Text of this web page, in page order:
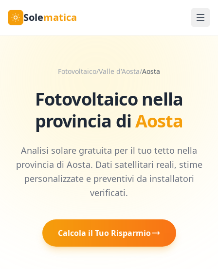
Solematica
Fotovoltaico/Valle d'Aosta/Aosta
Fotovoltaico nella
provincia diAosta
Analisi solare gratuita per il tuo tetto nella
provincia di Aosta. Dati satellitari reali, stime
personalizzate e preventivi da installatori
verificati.
Calcola il Tuo Risparmio